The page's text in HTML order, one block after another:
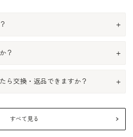
？
ら交換・返品できますか？
すべて見る